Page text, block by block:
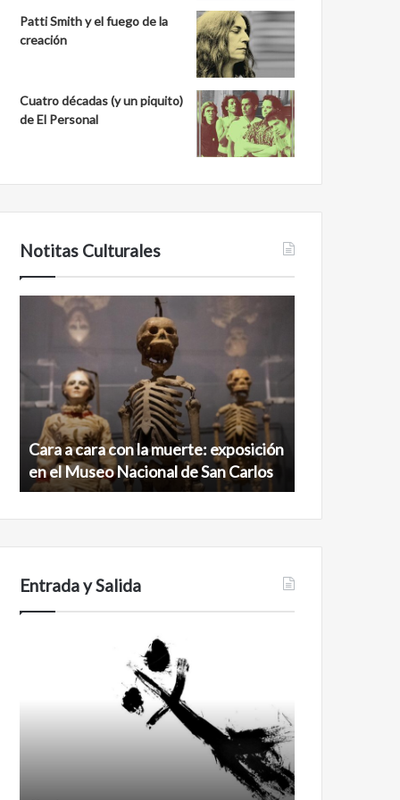
Patti Smith y el fuego de la
creación
Cuatro décadas (y un piquito)
de El Personal
Notitas Culturales
Cara
con
la
muerte:
exposición
el
Museo
Nacional
Carlos
Cara a cara con la muerte: exposición
en el Museo Nacional de San Carlos
al
de
Entrada y Salida